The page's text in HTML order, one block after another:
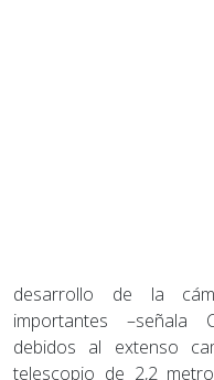
desarrollo de la
importantes –señala
debidos al extenso
telescopio de 2,2